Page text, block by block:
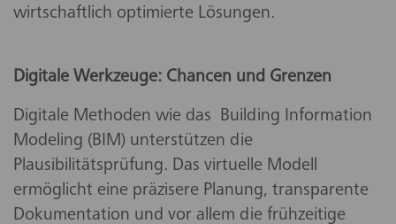
wirtschaftlich optimierte Lösungen.
Digitale Werkzeuge: Chancen und Grenzen
Digitale Methoden wie das Building Information
Modeling (BIM) unterstützen die
Plausibilitätsprüfung. Das virtuelle Modell
ermöglicht eine präzisere Planung, transparente
Dokumentation und vor allem die frühzeitige